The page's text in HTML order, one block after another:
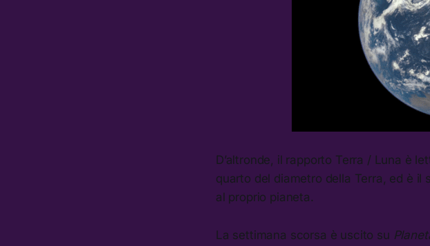
D’altronde, il rapporto Terra / Luna è
quarto del diametro della Terra, ed è
al proprio pianeta.
La settimana scorsa è uscito su